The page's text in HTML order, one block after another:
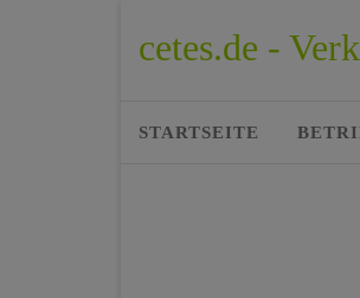
cetes.de -
STARTSEITE